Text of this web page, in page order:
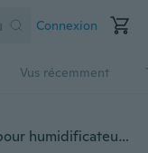
Connexion
Vus récemment
Humidificateur d'air à ultrasons USB pour humidificateur d'air et d'arôme à LEDs Diffuseur d'huile essentielle d'aromathérapie